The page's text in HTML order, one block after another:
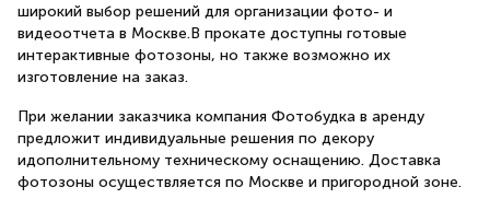
широкий выбор решений для организации фото- и
видеоотчета в Москве.В прокате доступны готовые
интерактивные фотозоны, но также возможно их
изготовление на заказ.
При желании заказчика компания Фотобудка в аренду
предложит индивидуальные решения по декору
идополнительному техническому оснащению. Доставка
фотозоны осуществляется по Москве и пригородной зоне.